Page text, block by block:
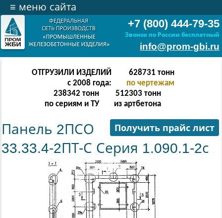
+7 (800) 444-79-35
Звонок по России бесплатный
info@prom-gbi.ru
≡ меню сайта
ОТГРУЗИЛИ ИЗДЕЛИЙ
с 2008 года:
628731 тонн
по чертежам
238342 тонн
по сериям и ТУ
512303 тонн
из артбетона
Получить прайс лист
Панель 2ПСО
33.33.4-2ПТ-С Серия 1.090.1-2с